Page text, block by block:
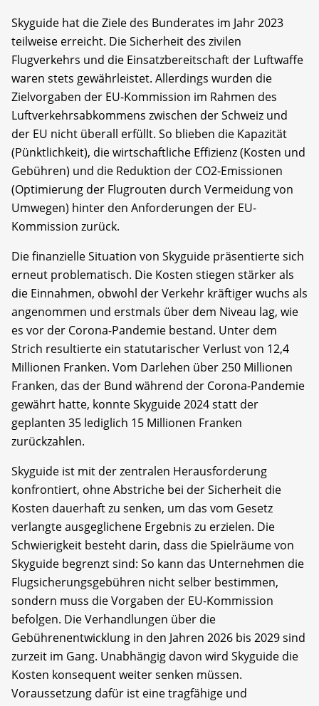
Skyguide hat die Ziele des Bunderates im Jahr 2023
teilweise erreicht. Die Sicherheit des zivilen
Flugverkehrs und die Einsatzbereitschaft der Luftwaffe
waren stets gewährleistet. Allerdings wurden die
Zielvorgaben der EU-Kommission im Rahmen des
Luftverkehrsabkommens zwischen der Schweiz und
der EU nicht überall erfüllt. So blieben die Kapazität
(Pünktlichkeit), die wirtschaftliche Effizienz (Kosten und
Gebühren) und die Reduktion der CO2-Emissionen
(Optimierung der Flugrouten durch Vermeidung von
Umwegen) hinter den Anforderungen der EU-
Kommission zurück.
Die finanzielle Situation von Skyguide präsentierte sich
erneut problematisch. Die Kosten stiegen stärker als
die Einnahmen, obwohl der Verkehr kräftiger wuchs als
angenommen und erstmals über dem Niveau lag, wie
es vor der Corona-Pandemie bestand. Unter dem
Strich resultierte ein statutarischer Verlust von 12,4
Millionen Franken. Vom Darlehen über 250 Millionen
Franken, das der Bund während der Corona-Pandemie
gewährt hatte, konnte Skyguide 2024 statt der
geplanten 35 lediglich 15 Millionen Franken
zurückzahlen.
Skyguide ist mit der zentralen Herausforderung
konfrontiert, ohne Abstriche bei der Sicherheit die
Kosten dauerhaft zu senken, um das vom Gesetz
verlangte ausgeglichene Ergebnis zu erzielen. Die
Schwierigkeit besteht darin, dass die Spielräume von
Skyguide begrenzt sind: So kann das Unternehmen die
Flugsicherungsgebühren nicht selber bestimmen,
sondern muss die Vorgaben der EU-Kommission
befolgen. Die Verhandlungen über die
Gebührenentwicklung in den Jahren 2026 bis 2029 sind
zurzeit im Gang. Unabhängig davon wird Skyguide die
Kosten konsequent weiter senken müssen.
Voraussetzung dafür ist eine tragfähige und